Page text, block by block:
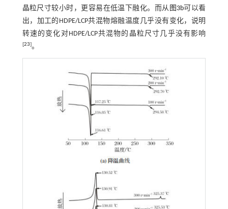
晶粒尺寸较小时，更容易在低温下融化。而从 图3b可以看
出，加工的HDPE/LCP共混物熔融温度几乎没有变化，说明
转速的变化对HDPE/LCP共混物的晶粒尺寸几乎没有影响
[23]。